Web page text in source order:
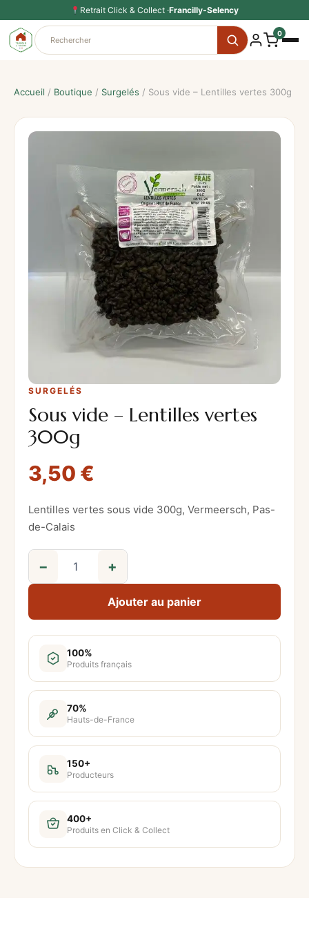
contenu
Retrait Click & Collect ·Francilly-Selency
0
Accueil / Boutique / Surgelés / Sous vide – Lentilles vertes 300g
SURGELÉS
Sous vide – Lentilles vertes
300g
3,50 €
Lentilles vertes sous vide 300g, Vermeersch, Pas-
de-Calais
u
a
u
− +
Ajouter au panier
100%
Produits français
70%
Hauts-de-France
150+
Producteurs
400+
Produits en Click & Collect